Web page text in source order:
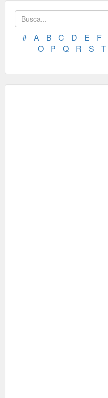
# A B C D E F
O
P Q R S T